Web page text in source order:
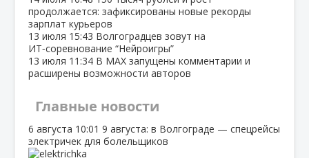
продолжается: зафиксированы новые рекорды
зарплат курьеров
13 июля 15:43 Волгоградцев зовут на
ИТ‑соревнование “Нейроигры”
13 июля 11:34 В МАХ запущены комментарии и
расширены возможности авторов
Главные новости
6 августа 10:01 9 августа: в Волгограде — спецрейсы
электричек для болельщиков